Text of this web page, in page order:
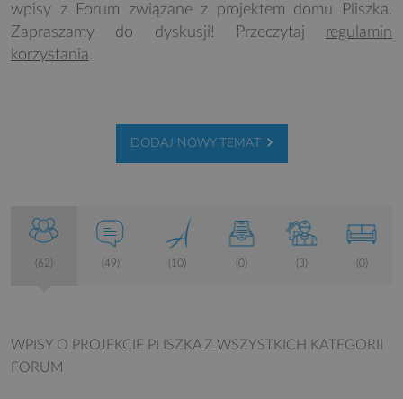
wpisy z Forum związane z projektem domu Pliszka.
Zapraszamy do dyskusji! Przeczytaj regulamin
korzystania.
DODAJ NOWY TEMAT
(62) (49) (10) (0) (3) (0)
WPISY O PROJEKCIE PLISZKA Z WSZYSTKICH KATEGORII
FORUM